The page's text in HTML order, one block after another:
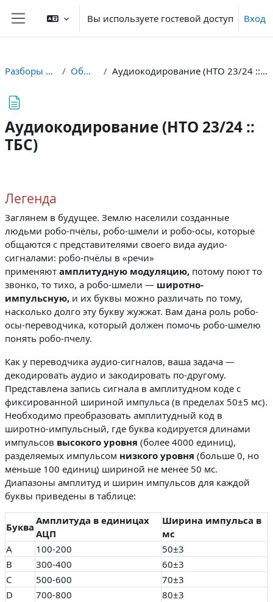
Перейти к основному содержанию
Боковая панель
Вы используете гостевой доступ Вход
Разборы ТБС Общее Аудиокодирование (НТО 23/24 :: ТБС)
Аудиокодирование (НТО 23/24 ::
ТБС)
Легенда
Заглянем в будущее. Землю населили созданные
людьми робо-пчёлы, робо-шмели и робо-осы, которые
общаются с представителями своего вида аудио-
сигналами: робо-пчёлы в «речи»
применяют амплитудную модуляцию, потому поют то
звонко, то тихо, а робо-шмели — широтно-
импульсную, и их буквы можно различать по тому,
насколько долго эту букву жужжат. Вам дана роль робо-
осы-переводчика, который должен помочь робо-шмелю
понять робо-пчелу.
Как у переводчика аудио-сигналов, ваша задача —
декодировать аудио и закодировать по-другому.
Представлена запись сигнала в амплитудном коде с
фиксированной шириной импульса (в пределах 50±5 мс).
Необходимо преобразовать амплитудный код в
широтно-импульсный, где буква кодируется длинами
импульсов высокого уровня (более 4000 единиц),
разделяемых импульсом низкого уровня (больше 0, но
меньше 100 единиц) шириной не менее 50 мс.
Диапазоны амплитуд и ширин импульсов для каждой
буквы приведены в таблице:
Буква
Амплитуда в единицах
АЦП
Ширина импульса в
мс
A
100-200
50±3
B
300-400
60±3
C
500-600
70±3
D
700-800
80±3